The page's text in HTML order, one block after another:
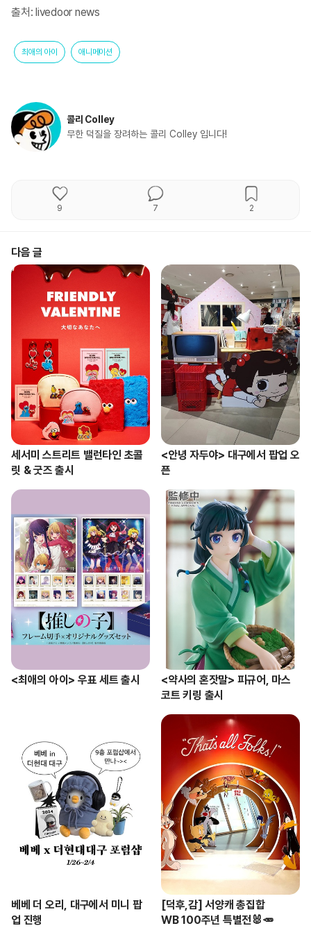
출처: livedoor news
최애의 아이 애니메이션
콜리 Colley
무한 덕질을 장려하는 콜리 Colley 입니다!
9 7 2
다음 글
세서미 스트리트 밸런타인 초콜
릿 & 굿즈 출시
<안녕 자두야> 대구에서 팝업 오
픈
<최애의 아이> 우표 세트 출시
<약사의 혼잣말> 피규어, 마스
코트 키링 출시
베베 더 오리, 대구에서 미니 팝
업 진행
[덕후,감] 서양캐 총집합
WB 100주년 특별전🐰🥕